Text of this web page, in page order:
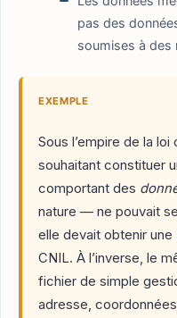
pas des
soumises à des
EXEMPLE
Sous l’empire de la
souhaitant constituer
comportant des
nature — ne pouvait
elle devait obtenir une
CNIL. À l’inverse, le
fichier de simple
adresse,